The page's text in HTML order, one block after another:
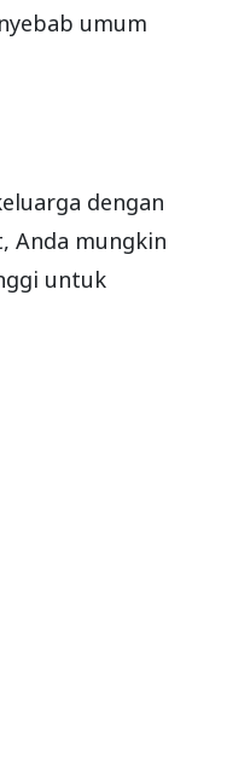
umum
dengan
Anda mungkin
untuk